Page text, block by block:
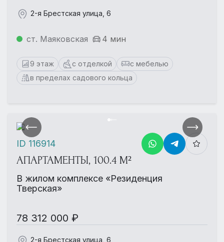
2-я Брестская улица, 6
ст. Маяковская 4 мин
9 этаж с отделкой
с мебелью
в пределах садового кольца
АПАРТАМЕНТЫ, 100.4 М²
В жилом комплексе «Резиденция
Тверская»
78 312 000 ₽
2-я Брестская улица, 6
ID 116914